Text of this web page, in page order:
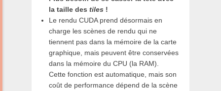
la taille des tiles !
Le rendu CUDA prend désormais en
charge les scènes de rendu qui ne
tiennent pas dans la mémoire de la carte
graphique, mais peuvent être conservées
dans la mémoire du CPU (la RAM).
Cette fonction est automatique, mais son
coût de performance dépend de la scène